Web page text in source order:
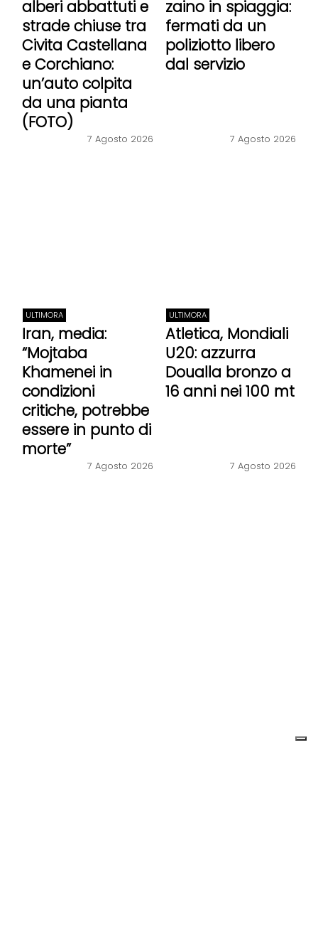
alberi abbattuti e
strade chiuse tra
Civita Castellana
e Corchiano:
un’auto colpita
da una pianta
(FOTO)
7 Agosto 2026
zaino in spiaggia:
fermati da un
poliziotto libero
dal servizio
7 Agosto 2026
ULTIMORA
Iran, media:
“Mojtaba
Khamenei in
condizioni
critiche, potrebbe
essere in punto di
morte”
7 Agosto 2026
ULTIMORA
Atletica, Mondiali
U20: azzurra
Doualla bronzo a
16 anni nei 100 mt
7 Agosto 2026